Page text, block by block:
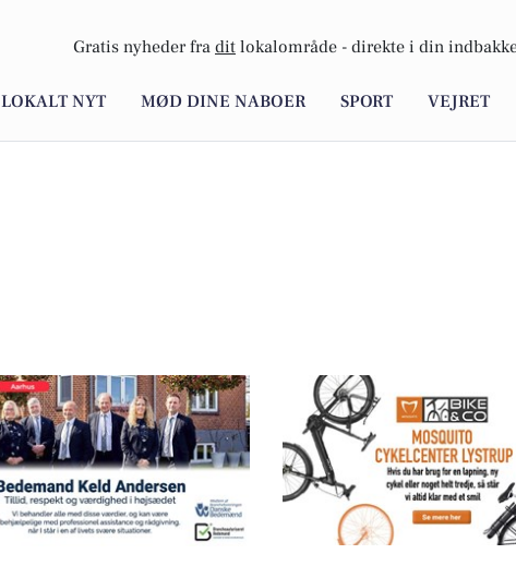
Gratis nyheder fra dit lokalområde - direkte i din
LOKALT NYT MØD DINE NABOER SPORT VEJRET